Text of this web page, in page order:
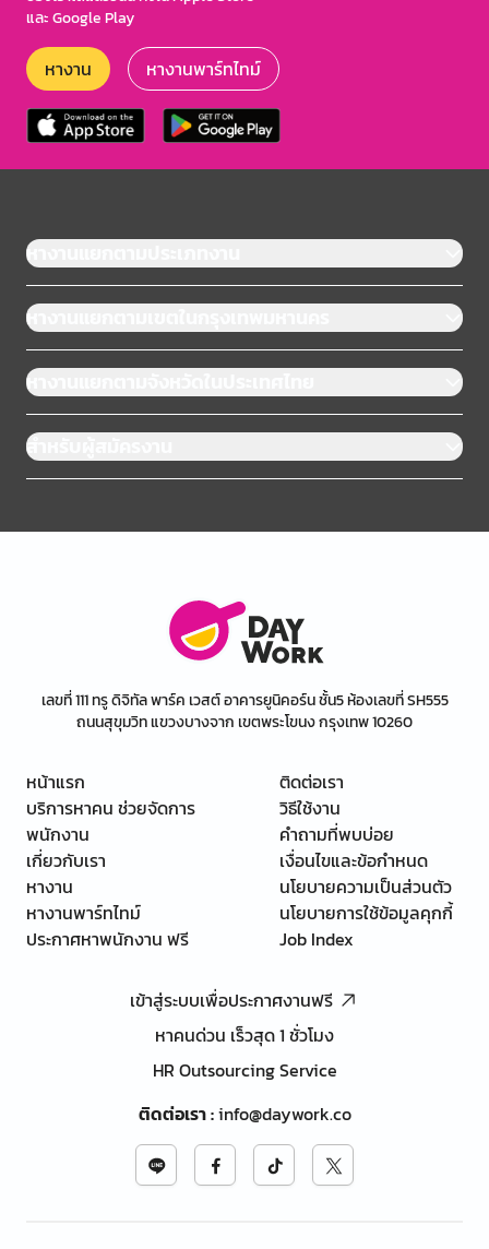
และ Google Play
หางาน หางานพาร์ทไทม์
หางานแยกตามประเภทงาน
หางานแยกตามเขตในกรุงเทพมหานคร
หางานแยกตามจังหวัดในประเทศไทย
สำหรับผู้สมัครงาน
เลขที่ 111 ทรู ดิจิทัล พาร์ค เวสต์ อาคารยูนิคอร์น ชั้น5 ห้องเลขที่ SH555
ถนนสุขุมวิท แขวงบางจาก เขตพระโขนง กรุงเทพ 10260
หน้าแรก
บริการหาคน ช่วยจัดการ
พนักงาน
เกี่ยวกับเรา
หางาน
หางานพาร์ทไทม์
ประกาศหาพนักงาน ฟรี
ติดต่อเรา
วิธีใช้งาน
คำถามที่พบบ่อย
เงื่อนไขและข้อกำหนด
นโยบายความเป็นส่วนตัว
นโยบายการใช้ข้อมูลคุกกี้
Job Index
เข้าสู่ระบบเพื่อประกาศงานฟรี
หาคนด่วน เร็วสุด 1 ชั่วโมง
HR Outsourcing Service
ติดต่อเรา:info@daywork.co